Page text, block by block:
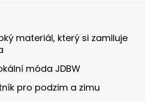
materiál, který si zamiluje
móda JDBW
pro podzim a zimu